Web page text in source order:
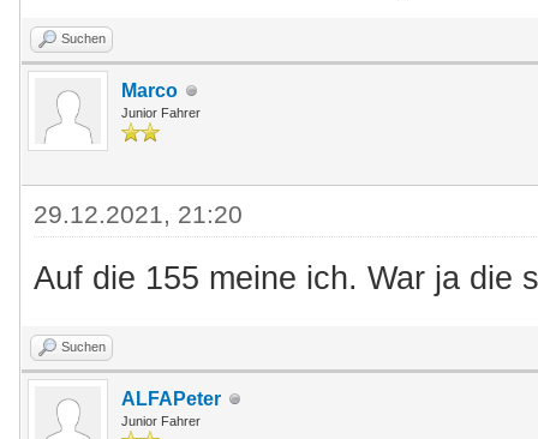
Suchen
Marco
Junior Fahrer
29.12.2021, 21:20
Auf die 155 meine ich. War ja die
Suchen
ALFAPeter
Junior Fahrer